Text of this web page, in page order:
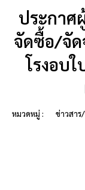
ประกาศ
จัดซื้อ/จัด
โรงอบ
หมวดหมู่ : ข่าวสาร